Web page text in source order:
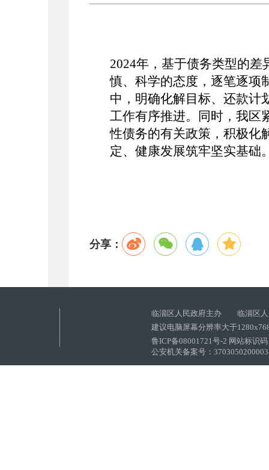
2024年，基于债务类型的差
慎、 科学的态度 ， 逐笔逐项
中， 明确化解目标、还款计
工作有序推进。
同时，我区
性债务的有关政策， 积极化
定、健康发展筑牢坚实基础
分享：
临淄区人民政府主办 临淄区人
建议电脑屏幕分辨率大于
鲁ICP备08001721号-2 网站标识
公安机关备案号：